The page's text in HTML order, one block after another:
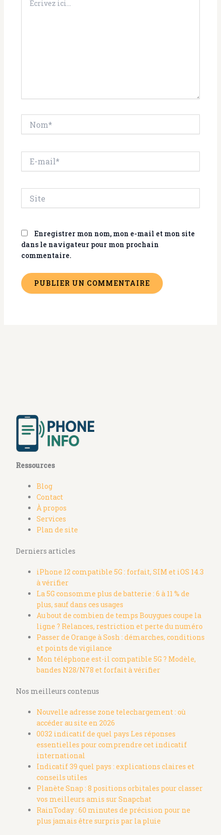
ici…
mail*
Enregistrer mon nom, mon e-mail et mon site
dans le navigateur pour mon prochain
commentaire.
Ressources
Blog
Contact
À propos
Services
Plan de site
Derniers articles
iPhone 12 compatible 5G : forfait, SIM et iOS 14.3
à vérifier
La 5G consomme plus de batterie : 6 à 11 % de
plus, sauf dans ces usages
Au bout de combien de temps Bouygues coupe la
ligne ? Relances, restriction et perte du numéro
Passer de Orange à Sosh : démarches, conditions
et points de vigilance
Mon téléphone est-il compatible 5G ? Modèle,
bandes N28/N78 et forfait à vérifier
Nos meilleurs contenus
Nouvelle adresse zone telechargement : où
accéder au site en 2026
0032 indicatif de quel pays Les réponses
essentielles pour comprendre cet indicatif
international
Indicatif 39 quel pays : explications claires et
conseils utiles
Planète Snap : 8 positions orbitales pour classer
vos meilleurs amis sur Snapchat
RainToday : 60 minutes de précision pour ne
plus jamais être surpris par la pluie